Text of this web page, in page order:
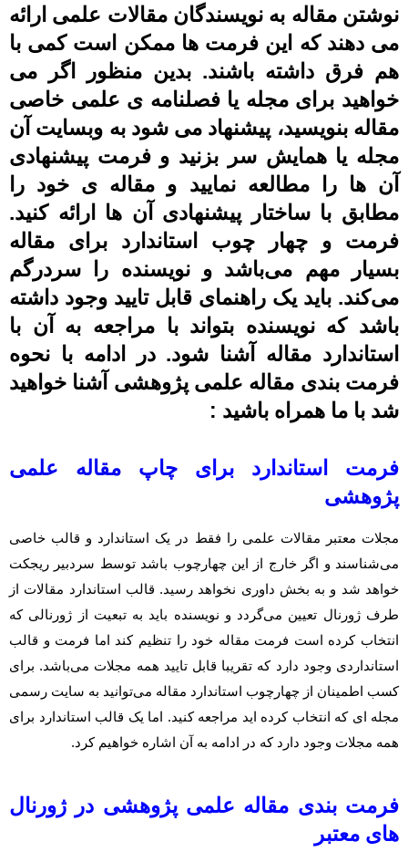
نوشتن مقاله به نویسندگان مقالات علمی ارائه
می دهند که این فرمت ها ممکن است کمی با
هم فرق داشته باشند. بدین منظور اگر می
خواهید برای مجله یا فصلنامه ی علمی خاصی
مقاله بنویسید، پیشنهاد می شود به وبسایت آن
مجله یا همایش سر بزنید و فرمت پیشنهادی
آن ها را مطالعه نمایید و مقاله ی خود را
مطابق با ساختار پیشنهادی آن ها ارائه کنید.
فرمت و چهار چوب استاندارد برای مقاله
بسیار مهم می‌باشد و نویسنده را سردرگم
می‌کند. باید یک راهنمای قابل تایید وجود داشته
باشد که نویسنده بتواند با مراجعه به آن با
استاندارد مقاله آشنا شود. در ادامه با نحوه
فرمت بندی مقاله علمی پژوهشی آشنا خواهید
شد با ما همراه باشید :
فرمت استاندارد برای چاپ مقاله علمی
پژوهشی
مجلات معتبر مقالات علمی را فقط در یک استاندارد و قالب خاصی
می‌شناسند و اگر خارج از این چهارچوب باشد توسط سردبیر ریجکت
خواهد شد و به بخش داوری نخواهد رسید. قالب استاندارد مقالات از
طرف ژورنال تعیین می‌گردد و نویسنده باید به تبعیت از ژورنالی که
انتخاب کرده است فرمت مقاله خود را تنظیم کند اما فرمت و قالب
استانداردی وجود دارد که تقریبا قابل تایید همه مجلات می‌باشد. برای
کسب اطمینان از چهارچوب استاندارد مقاله می‌توانید به سایت رسمی
مجله ای که انتخاب کرده اید مراجعه کنید. اما یک قالب استاندارد برای
همه مجلات وجود دارد که در ادامه به آن اشاره خواهیم کرد.
فرمت بندی مقاله علمی پژوهشی در ژورنال
های معتبر